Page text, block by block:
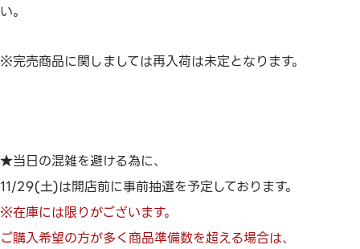
い。
※完売商品に関しましては再入荷は未定となります。
★当日の混雑を避ける為に、
11/29(土)は開店前に事前抽選を予定しております。
※在庫には限りがございます。
ご購入希望の方が多く商品準備数を超える場合は、